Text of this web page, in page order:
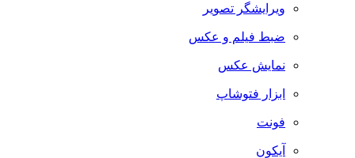
ویرایشگر تصویر
ضبط فيلم و عكس
نمایش عکس
ابزار فتوشاپ
فونت
آیکون